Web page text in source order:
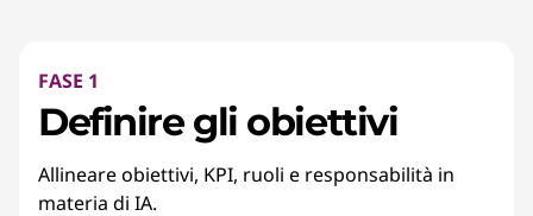
FASE 1
Definire gli obiettivi
Allineare obiettivi, KPI, ruoli e responsabilità in
materia di IA.